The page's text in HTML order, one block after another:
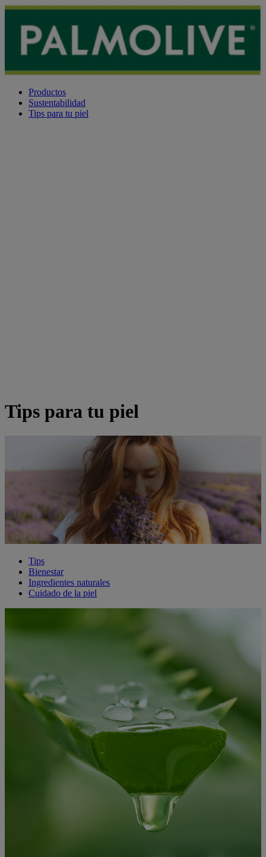
Productos
Sustentabilidad
Tips para tu piel
Tips para tu piel
Tips
Bienestar
Ingredientes naturales
Cuidado de la piel